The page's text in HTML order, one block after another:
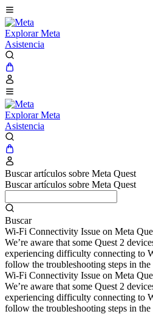
Explorar Meta
Asistencia
Explorar Meta
Asistencia
Buscar artículos sobre Meta Quest
Buscar artículos sobre Meta Quest
Buscar
Wi-Fi Connectivity Issue on Meta
We’re aware that some Quest 2
experiencing difficulty connecting to
follow the troubleshooting steps in
Wi-Fi Connectivity Issue on Meta
We’re aware that some Quest 2
experiencing difficulty connecting to
follow the troubleshooting steps in